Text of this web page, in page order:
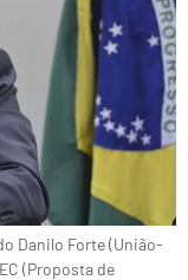
Danilo Forte (União-
(Proposta de